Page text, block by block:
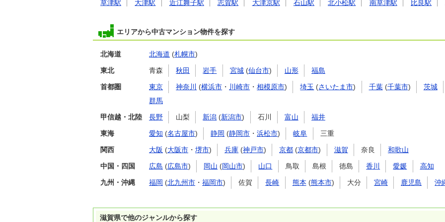
草津駅 大津駅 近江舞子駅 志賀駅 大津京駅 石山駅 北小松駅 南草津駅 比良駅
エリアから中古マンション物件を探す
北海道 北海道 (札幌市)
東北 青森 秋田 岩手 宮城(仙台市) 山形 福島
首都圏 東京 神奈川 (横浜市 ・ 川崎市 ・相模原市) 埼玉 (さいたま市) 千葉(千葉市) 茨城
群馬
甲信越・北陸 長野 山梨 新潟 (新潟市) 石川 富山 福井
東海 愛知 (名古屋市) 静岡 (静岡市 ・浜松市) 岐阜 三重
関西 大阪 (大阪市 ・ 堺市) 兵庫 (神戸市) 京都 (京都市) 滋賀 奈良 和歌山
中国・四国 広島 (広島市) 岡山 (岡山市) 山口 鳥取 島根 徳島 香川 愛媛 高知
九州・沖縄 福岡 (北九州市 ・ 福岡市) 佐賀 長崎 熊本 (熊本市) 大分 宮崎 鹿児島 沖
滋賀県で他のジャンルから探す